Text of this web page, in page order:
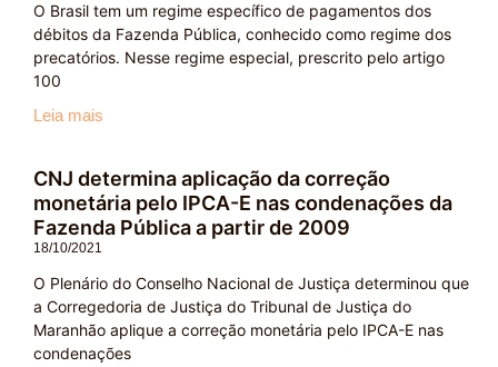
O Brasil tem um regime específico de pagamentos dos
débitos da Fazenda Pública, conhecido como regime dos
precatórios. Nesse regime especial, prescrito pelo artigo
100
Leia mais
CNJ determina aplicação da correção
monetária pelo IPCA-E nas condenações da
Fazenda Pública a partir de 2009
18/10/2021
O Plenário do Conselho Nacional de Justiça determinou que
a Corregedoria de Justiça do Tribunal de Justiça do
Maranhão aplique a correção monetária pelo IPCA-E nas
condenações